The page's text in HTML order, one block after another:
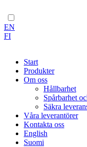
EN
FI
Start
Produkter
Om oss
Hållbarhet
Spårbarhet
Säkra
Våra leverantörer
Kontakta oss
English
Suomi